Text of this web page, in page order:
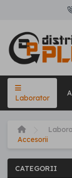
Laborator
Accesorii
CATEGORII